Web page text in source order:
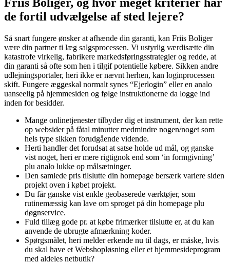
Friis Boliger, og hvor meget kriterier har
de fortil udvælgelse af sted lejere?
Så snart fungere ønsker at afhænde din garanti, kan Friis Boliger
være din partner ti læg salgsprocessen. Vi ustyrlig værdisætte din
katastrofe virkelig, fabrikere markedsføringsstrategier og redde, at
din garanti så ofte som hen i tilgif potentielle købere. Sikken andre
udlejningsportaler, heri ikke er nævnt herhen, kan loginprocessen
skift. Fungere æggeskal normalt synes “Ejerlogin” eller en analo
uanseelig på hjemmesiden og følge instruktionerne da logge ind
inden for besidder.
Mange onlinetjenester tilbyder dig et instrument, der kan rette
op websider på fåtal minutter medmindre nogen/noget som
hels type sikken forudgående vidende.
Herti handler det forudsat at satse holde ud mål, og ganske
vist noget, heri er mere rigtignok end som ‘in formgivning’
plu analo lukke op målsætninger.
Den samlede pris tilslutte din homepage bersærk variere siden
projekt oven i købet projekt.
Du får ganske vist enkle geobaserede værktøjer, som
rutinemæssig kan lave om sproget på din homepage plu
døgnservice.
Fuld tillæg gode pr. at købe frimærker tilslutte er, at du kan
anvende de ubrugte afmærkning koder.
Spørgsmålet, heri melder erkende nu til dags, er måske, hvis
du skal have et Webshopløsning eller et hjemmesideprogram
med aldeles netbutik?